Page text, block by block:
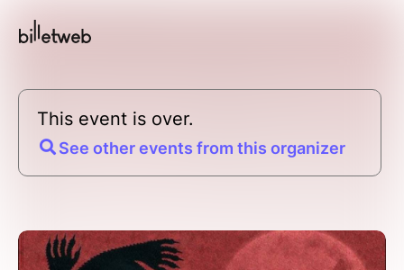
This event is over.
See other events from this organizer